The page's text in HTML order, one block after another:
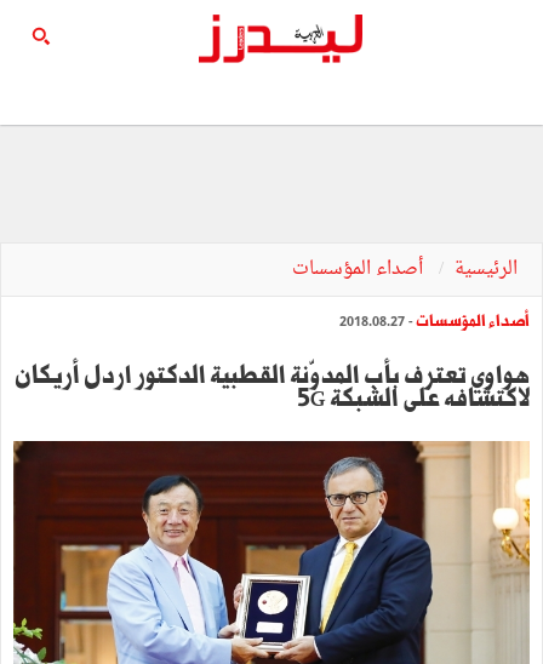
الرئيسية أصداء المؤسسات
أصداء المؤسسات- 2018.08.27
هواوي تعترف بأب المدوّنة القطبية الدكتور اردل أريكان
لاكتشافه على الشبكة 5G